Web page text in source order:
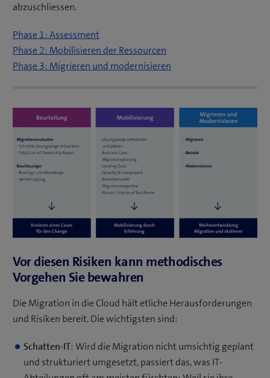
abzuschliessen.
Phase 1: Assessment
Phase 2: Mobilisieren der Ressourcen
Phase 3: Migrieren und modernisieren
Vor diesen Risiken kann methodisches
Vorgehen Sie bewahren
Die Migration in die Cloud hält etliche Herausforderungen
und Risiken bereit. Die wichtigsten sind:
Schatten-IT: Wird die Migration nicht umsichtig geplant
und strukturiert umgesetzt, passiert das, was IT-